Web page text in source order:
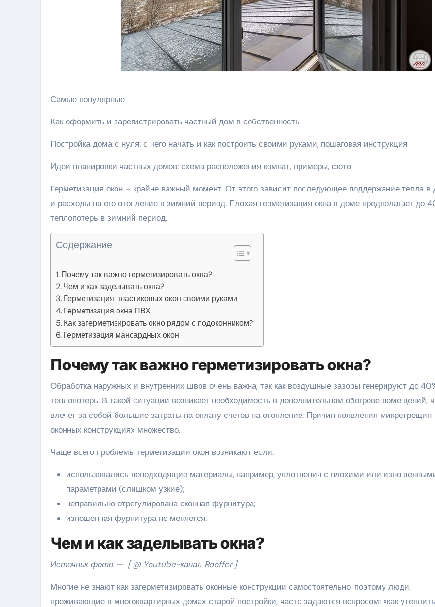
Самые популярные
Как оформить и зарегистрировать частный дом в собственность
Постройка дома с нуля: с чего начать и как построить своими руками, пошаговая инструкция
Идеи планировки частных домов: схема расположения комнат, примеры, фото
Герметизация окон – крайне важный момент. От этого зависит последующее поддержание тепла в
и расходы на его отопление в зимний период. Плохая герметизация окна в доме предполагает до
теплопотерь в зимний период.
Содержание
Почему так важно герметизировать окна?
Чем и как заделывать окна?
Герметизация пластиковых окон своими руками
Герметизация окна ПВХ
Как загерметизировать окно рядом с подоконником?
Герметизация мансардных окон
Почему так важно герметизировать окна?
Обработка наружных и внутренних швов очень важна, так как воздушные зазоры генерируют до
теплопотерь. В такой ситуации возникает необходимость в дополнительном обогреве помещений,
влечет за собой большие затраты на оплату счетов на отопление. Причин появления микротрещин
оконных конструкциях множество.
Чаще всего проблемы герметизации окон возникают если:
использовались неподходящие материалы, например, уплотнения с плохими или
параметрами (слишком узкие);
неправильно отрегулирована оконная фурнитура;
изношенная фурнитура не меняется.
Чем и как заделывать окна?
Источник фото — [ @ Youtube-канал Rooffer ]
Многие не знают как загерметизировать оконные конструкции самостоятельно, поэтому люди,
проживающие в многоквартирных домах старой постройки, часто задаются вопросом: «как утеплить